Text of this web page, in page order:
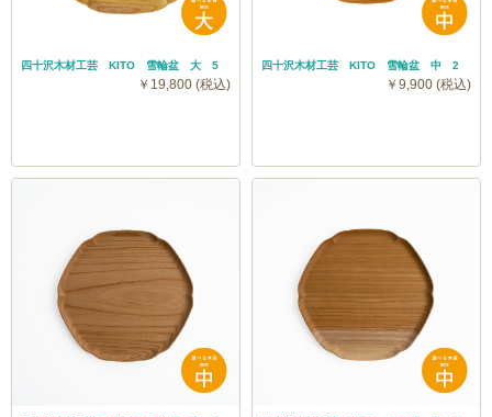
す。ところどころに黒い点や節が見受けられる場合がご
ざいますが、それは木が成長してきた年月の証です。木
との出会いを楽しみながらお迎えいただき、長くご愛用
今回プロキッチンでは大・中サイズに限り、木目・色味
の一枚をお選びください。
やや黄身色を帯びた木肌はキュッと締まり緻密で自然の
サイクルを感じさせる優雅な木目に魅了されます。やや
ているかのような凝ったデザインです。またこのライン
サイズは大・中・小の3サイズ。
四十沢木材工芸 KITO 雪輪盆 大 5
￥19,800 (税込)
四十沢木材工芸 KITO 雪輪盆 中 2
￥9,900 (税込)